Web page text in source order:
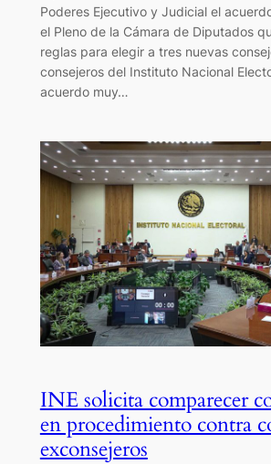
Poderes Ejecutivo y Judicial el
el Pleno de la Cámara de Diputados
reglas para elegir a tres nuevas
consejeros del Instituto Nacional
acuerdo muy…
INE solicita comparecer
en procedimiento contra
exconsejeros